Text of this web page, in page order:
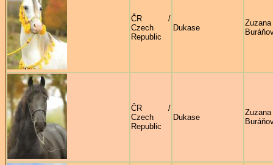
ČR /
Czech
Republic
Dukase
Zuzana
ČR /
Czech
Republic
Dukase
Zuzana